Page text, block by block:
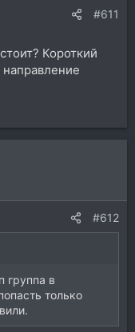
#611
Короткий
#612
группа в
только